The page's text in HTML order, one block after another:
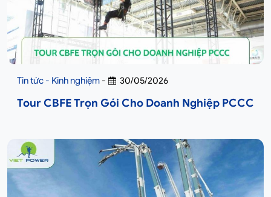
Tin tức - Kinh nghiệm - 30/05/2026
Tour CBFE Trọn Gói Cho Doanh Nghiệp PCCC